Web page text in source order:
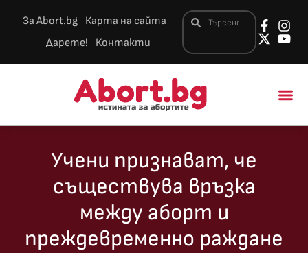
За Abort.bg
Карта на сайта
Дарете!
Контакти
Учени признават, че
съществува връзка
между аборт и
преждевременно раждане